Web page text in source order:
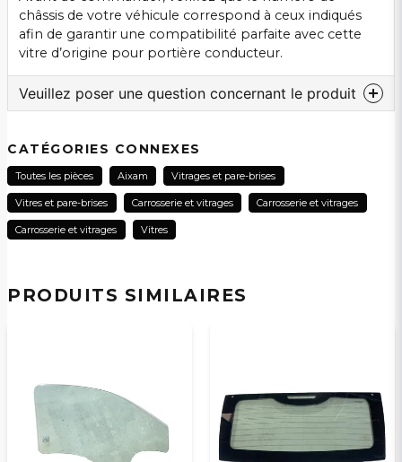
PRODUITS SIMILAIRES
châssis de votre véhicule correspond à ceux indiqués
afin de garantir une compatibilité parfaite avec cette
vitre d’origine pour portière conducteur.
Veuillez poser une question concernant le produit
Veuillez nous contacter au sujet de ce produit...
name
Nom
email
Adresse électronique
Oui, vous pouvez publier ma question
CATÉGORIES CONNEXES
Toutes les pièces Aixam Vitrages et pare-brises
Vitres et pare-brises Carrosserie et vitrages Carrosserie et vitrages
Carrosserie et vitrages Vitres